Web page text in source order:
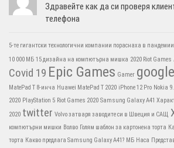
Здравейте как да си проверя
телефона
5-те гигантски технологични компании пораснаха в
10 000 МБ 15 дизайна на компютърна мишка 2020 Riot Games
Covid 19 Epic Games Gamer google
MatePad T 8-инча Huawei MatePad T 2020 iPhone 12 Pro Nokia
2020 PlayStation 5 Riot Games 2020 Samsung Galaxy A41
2020 twitter Volvo затваря заводите си в Швеция и САЩ
компютърни мишки Волво Голям шаблон за картонена торта
торта Какво предлага Samsung Galaxy A41? МБ Наса